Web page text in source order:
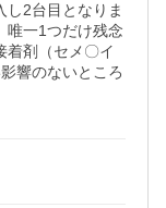
し2台目となりま
唯一1つだけ残念
着剤（セメ〇イ
響のないところ